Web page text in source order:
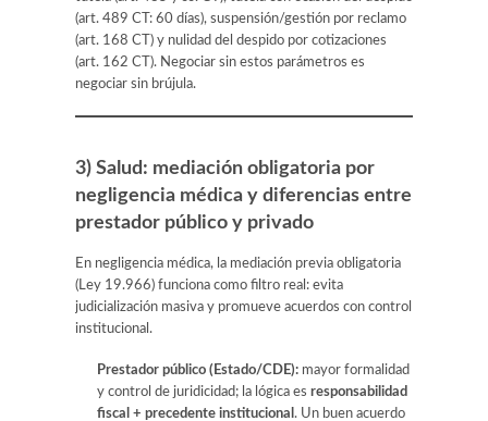
(art. 489 CT: 60 días), suspensión/gestión por reclamo
(art. 168 CT) y nulidad del despido por cotizaciones
(art. 162 CT). Negociar sin estos parámetros es
negociar sin brújula.
3) Salud: mediación obligatoria por
negligencia médica y diferencias entre
prestador público y privado
En negligencia médica, la mediación previa obligatoria
(Ley 19.966) funciona como filtro real: evita
judicialización masiva y promueve acuerdos con control
institucional.
Prestador público (Estado/CDE): mayor formalidad
y control de juridicidad; la lógica es responsabilidad
fiscal + precedente institucional . Un buen acuerdo